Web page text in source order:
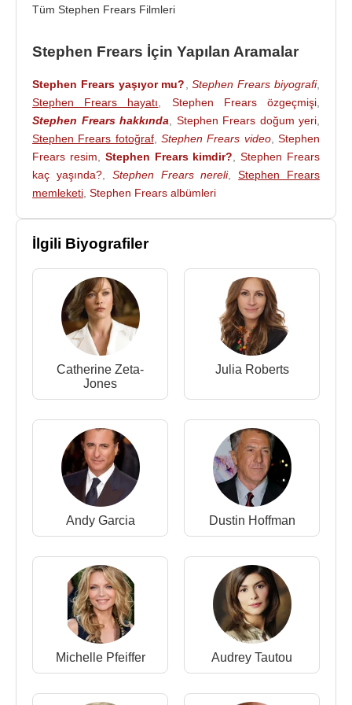
İngiliz toplumunun çöküşünü konu alan "
gündemde uzun süre kaldı. Sıradan konularla değil,
Frears, filmlerinde keskin bir üslup kullandı.
1988’de başrolleriniGlenn Close ,John Malkovich
veMichelle Pfeiffer gibi önemli oyuncuların
paylaştıkları ve yönetmenin ilkHollywoodyapımı
filmi olan “Dangerous Liaisons”( Tehlikeli İlişkiler)
filmi için kamera arkasındaydı. Film, 7 dalda oskara
aday olarak gösterildi ve en iyi senaryo, en iyi sanat
yönetimi ve en iyi kostüm dallarında olmak üzere
Oskarlı yönetmenlerin arasına katılan Frears,
’daJim Thompson 'ın neo-noir öyküsü "
Grifters”ı (Yasak İlişkiler) çekti. 4 dalda oskar adayı
olan filmle, Frears, en iyi yönetmen adaylığına da
gösterildi.
1992’deDustin Hoffman ,Andy GarciaveGeena
Davis'in başrollerini paylaştıkları "Accidental Hero”
(Zoraki Kahraman) filmini çeken Frears, gişede
beklediği sonucu alamadığı için İngiltere'ye döndü
ve İrlandalı bir ailenin öyküsünü konu alan TV filmi
The Snapper "ı çekti.
Aynı yılAnne Rothenstein
’la ikinci evliliğini yaptı
Yönetmen bir sonraki Hollywood denemesi olan
Mary Reilly" için ünlü oyuncular Julia Roberts
John Malkovich’i bir araya getirdi. AncakDr. Jekyll
ve Mr. Hyde
öyküsü varyasyonu olarak çekilen
filmin gişede şansı olmadı.
Tüm Stephen Frears Filmleri
Stephen Frears İçin Yapılan Aramalar
Stephen Frears yaşıyor mu? ,Stephen Frears biyografi,
Stephen Frears hayatı
Stephen Frears özgeçmişi
Stephen Frears hakkında
Stephen Frears doğum yeri
Stephen Frears fotoğraf,Stephen Frears video,Stephen
Frears resim
Stephen Frears kimdir? ,Stephen Frears
kaç yaşında?, Stephen Frears nereli,Stephen Frears
memleketi Stephen Frears albümleri
İlgili Biyografiler
Catherine Zeta-
Jones
Julia Roberts
Andy Garcia Dustin Hoffman
Michelle Pfeiffer Audrey Tautou